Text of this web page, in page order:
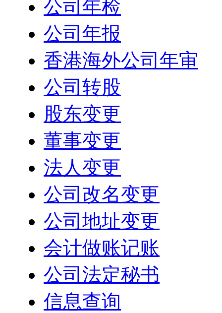
公司年检
公司年报
香港海外公司年审
公司转股
股东变更
董事变更
法人变更
公司改名变更
公司地址变更
会计做账记账
公司法定秘书
信息查询